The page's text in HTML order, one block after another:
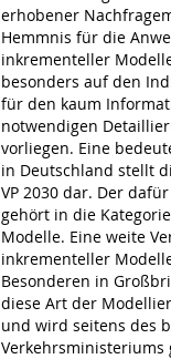
erhobener
Hemmnis für die
inkrementeller
besonders auf den
für den kaum
notwendigen
vorliegen. Eine
in Deutschland stellt
VP 2030 dar. Der
gehört in die
Modelle. Eine weite
inkrementeller
Besonderen in
diese Art der
und wird seitens des
Verkehrsministeriums